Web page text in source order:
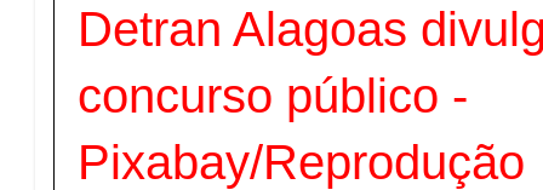
Detran Alagoas
concurso público -
Pixabay/Reprodução